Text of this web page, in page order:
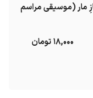
مار (موسیقی مراسم
18,000 تومان